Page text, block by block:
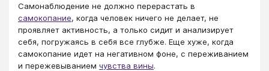
Самонаблюдение не должно перерастать в
самокопание, когда человек ничего не делает, не
проявляет активность, а только сидит и анализирует
себя, погружаясь в себя все глубже. Еще хуже, когда
самокопание идет на негативном фоне, с переживанием
и пережевыванием чувства вины.